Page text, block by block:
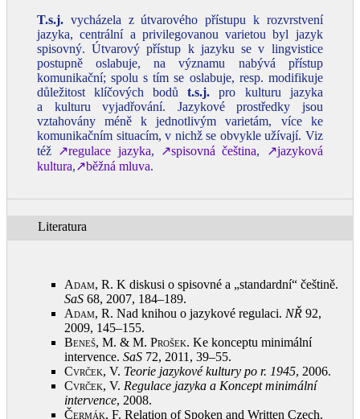
T.s.j. vycházela z útvarového přístupu k rozvrstvení
jazyka, centrální a privilegovanou varietou byl jazyk
spisovný. Útvarový přístup k jazyku se v lingvistice
postupně oslabuje, na významu nabývá přístup
komunikační; spolu s tím se oslabuje, resp. modifikuje
důležitost klíčových bodůt.s.j. pro kulturu jazyka
a kulturu vyjadřování. Jazykové prostředky jsou
vztahovány méně k jednotlivým varietám, více ke
komunikačním situacím, v nichž se obvykle užívají. Viz
též ↗regulace jazyka, ↗spisovná čeština,
↗jazyková
kultura,↗běžná mluva.
Literatura
Adam, R. K diskusi o spisovné a „standardní“ češtině.
SaS 68, 2007, 184–189.
Adam, R. Nad knihou o jazykové regulaci. NŘ 92,
2009, 145–155.
Beneš, M. & M. Prošek. Ke konceptu minimální
intervence. SaS 72, 2011, 39–55.
Cvrček, V. Teorie jazykové kultury po r. 1945, 2006.
Cvrček, V. Regulace jazyka a Koncept minimální
intervence, 2008.
Čermák, F. Relation of Spoken and Written Czech.